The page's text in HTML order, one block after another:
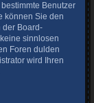
Benutzer
können Sie den
der Board-
sinnlosen
Foren dulden
wird Ihren